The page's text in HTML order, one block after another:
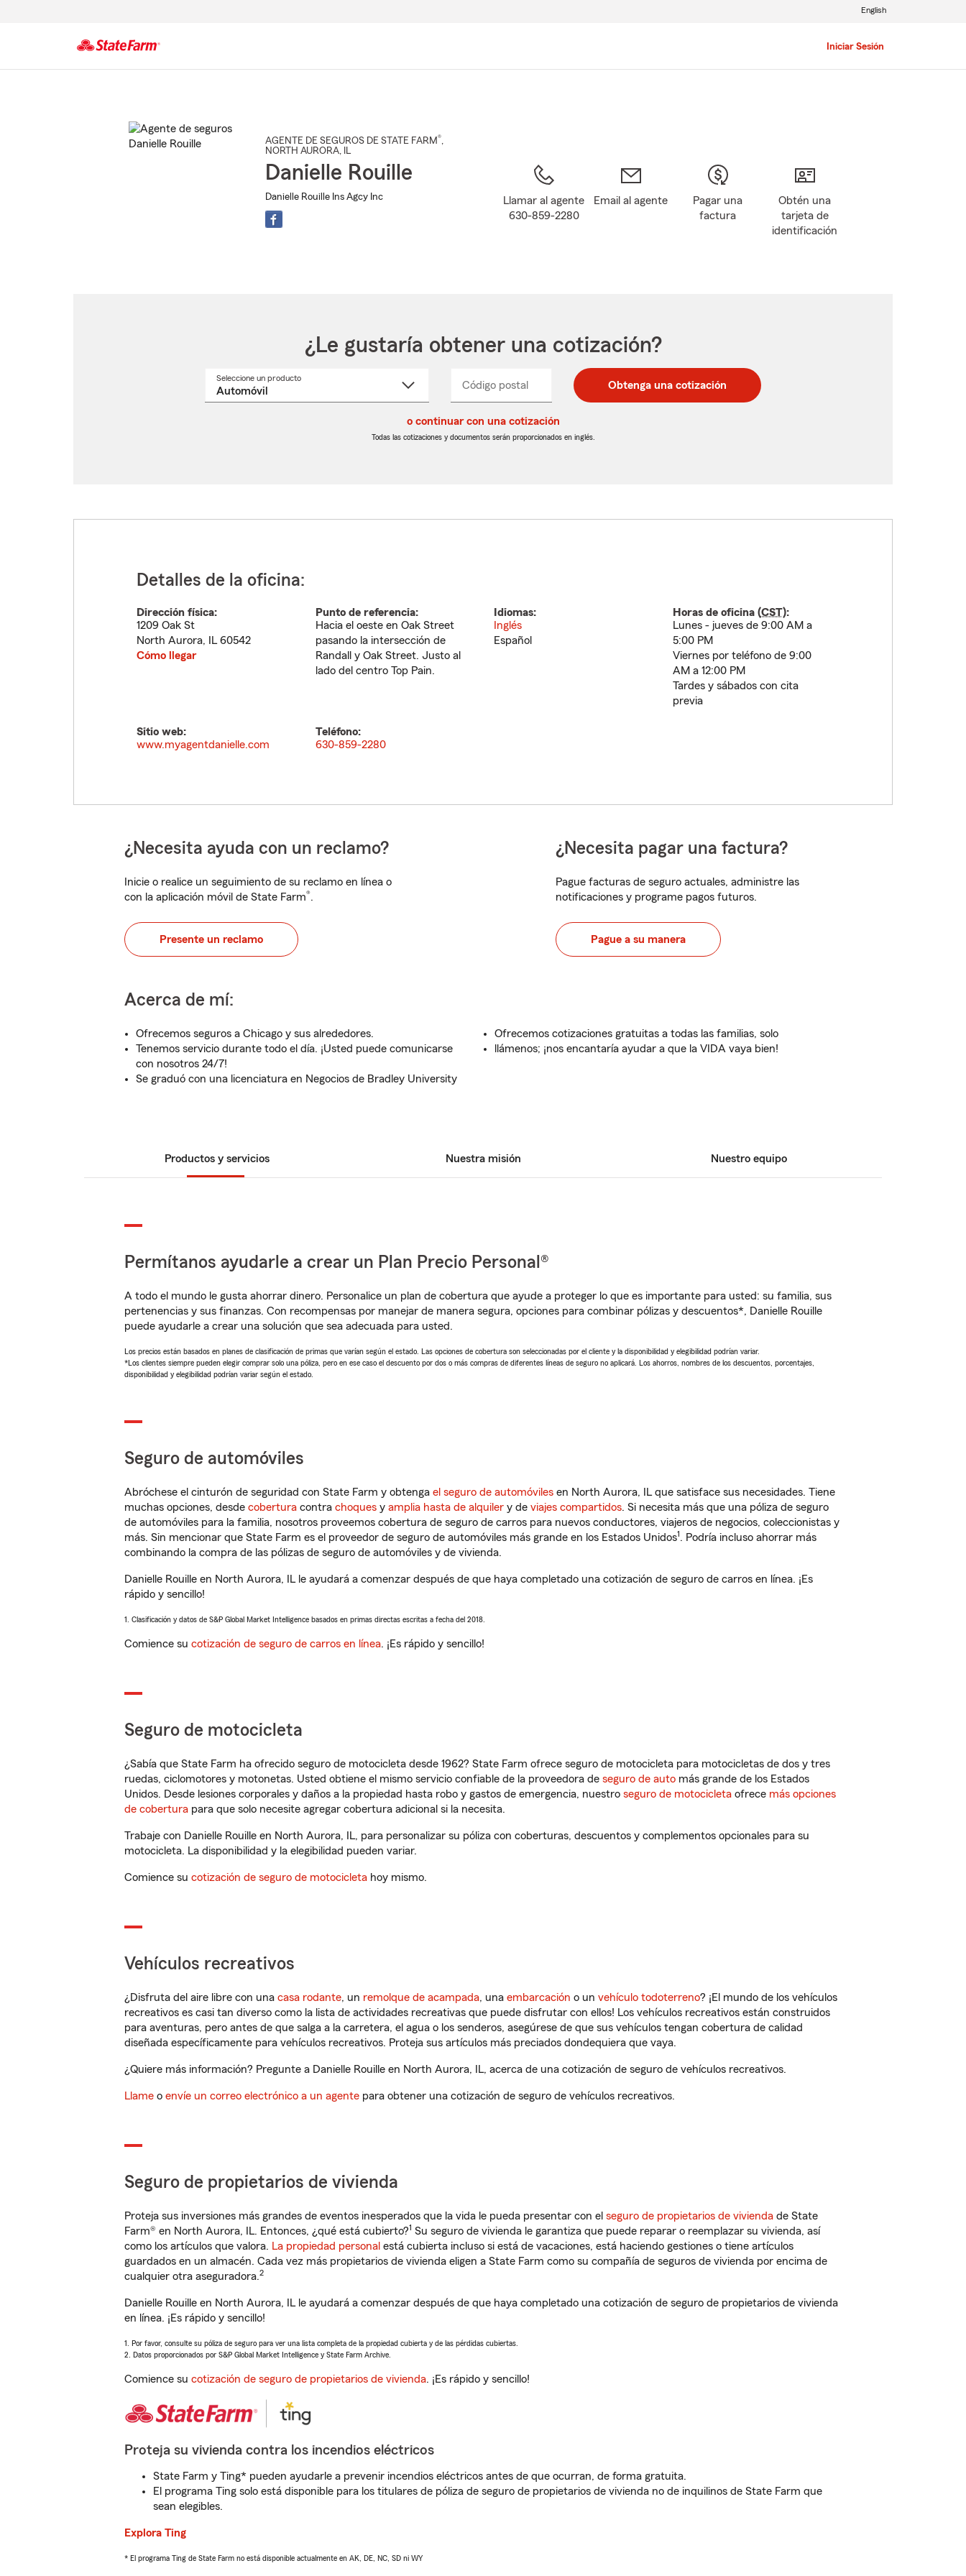
Iniciar Sesión
English
AGENTE DE SEGUROS DE STATE FARM®,
NORTH AURORA, IL
Danielle Rouille
Danielle Rouille Ins Agcy Inc
Llamar al agente
630-859-2280
Email al agente
Pagar una
factura
Obtén una
tarjeta de
identificación
¿Le gustaría obtener una cotización?
Seleccione un productoSeleccione
Código postal
postal
de
postal
de
_____ Obtenga una cotización
o continuar con una cotización
Todas las cotizaciones y documentos serán proporcionados en inglés.
Detalles de la oficina:
Dirección física:
1209 Oak St
North Aurora, IL 60542
Cómo llegar
Punto de referencia:
Hacia el oeste en Oak Street
pasando la intersección de
Randall y Oak Street. Justo al
lado del centro Top Pain.
Idiomas:
Inglés
Español
Horas de oficina (CST):
Lunes - jueves de 9:00 AM a
5:00 PM
Viernes por teléfono de 9:00
AM a 12:00 PM
Tardes y sábados con cita
previa
Sitio web:
www.myagentdanielle.com
Teléfono:
630-859-2280
¿Necesita ayuda con un reclamo?
Inicie o realice un seguimiento de su reclamo en línea o
con la aplicación móvil de State Farm®.
Presente un reclamo
¿Necesita pagar una factura?
Pague facturas de seguro actuales, administre las
notificaciones y programe pagos futuros.
Pague a su manera
Acerca de mí:
Ofrecemos seguros a Chicago y sus alrededores.
Tenemos servicio durante todo el día. ¡Usted puede comunicarse
con nosotros 24/7!
Se graduó con una licenciatura en Negocios de Bradley University
Ofrecemos cotizaciones gratuitas a todas las familias, solo
llámenos; ¡nos encantaría ayudar a que la VIDA vaya bien!
Productos y servicios Nuestra misión Nuestro equipo
Permítanos ayudarle a crear un Plan Precio Personal®
A todo el mundo le gusta ahorrar dinero. Personalice un plan de cobertura que ayude a proteger lo que es importante para usted: su familia, sus
pertenencias y sus finanzas. Con recompensas por manejar de manera segura, opciones para combinar pólizas y descuentos*, Danielle Rouille
puede ayudarle a crear una solución que sea adecuada para usted.
Los precios están basados en planes de clasificación de primas que varían según el estado. Las opciones de cobertura son seleccionadas por el cliente y la disponibilidad y elegibilidad podrían variar.
*Los clientes siempre pueden elegir comprar solo una póliza, pero en ese caso el descuento por dos o más compras de diferentes líneas de seguro no aplicará. Los ahorros, nombres de los descuentos, porcentajes,
disponibilidad y elegibilidad podrían variar según el estado.
Seguro de automóviles
Abróchese el cinturón de seguridad con State Farm y obtenga el seguro de automóviles en North Aurora, IL que satisface sus necesidades. Tiene
muchas opciones, desde cobertura contra choques y amplia hasta de alquiler y de viajes compartidos. Si necesita más que una póliza de seguro
de automóviles para la familia, nosotros proveemos cobertura de seguro de carros para nuevos conductores, viajeros de negocios, coleccionistas y
más. Sin mencionar que State Farm es el proveedor de seguro de automóviles más grande en los Estados Unidos1. Podría incluso ahorrar más
combinando la compra de las pólizas de seguro de automóviles y de vivienda.
Danielle Rouille en North Aurora, IL le ayudará a comenzar después de que haya completado una cotización de seguro de carros en línea. ¡Es
rápido y sencillo!
1. Clasificación y datos de S&P Global Market Intelligence basados en primas directas escritas a fecha del 2018.
Comience su cotización de seguro de carros en línea. ¡Es rápido y sencillo!
Seguro de motocicleta
¿Sabía que State Farm ha ofrecido seguro de motocicleta desde 1962? State Farm ofrece seguro de motocicleta para motocicletas de dos y tres
ruedas, ciclomotores y motonetas. Usted obtiene el mismo servicio confiable de la proveedora de seguro de auto más grande de los Estados
Unidos. Desde lesiones corporales y daños a la propiedad hasta robo y gastos de emergencia, nuestro seguro de motocicleta ofrece más opciones
de cobertura para que solo necesite agregar cobertura adicional si la necesita.
Trabaje con Danielle Rouille en North Aurora, IL, para personalizar su póliza con coberturas, descuentos y complementos opcionales para su
motocicleta. La disponibilidad y la elegibilidad pueden variar.
Comience su cotización de seguro de motocicleta hoy mismo.
Vehículos recreativos
¿Disfruta del aire libre con una casa rodante, un remolque de acampada, una embarcación o un vehículo todoterreno? ¡El mundo de los vehículos
recreativos es casi tan diverso como la lista de actividades recreativas que puede disfrutar con ellos! Los vehículos recreativos están construidos
para aventuras, pero antes de que salga a la carretera, el agua o los senderos, asegúrese de que sus vehículos tengan cobertura de calidad
diseñada específicamente para vehículos recreativos. Proteja sus artículos más preciados dondequiera que vaya.
¿Quiere más información? Pregunte a Danielle Rouille en North Aurora, IL, acerca de una cotización de seguro de vehículos recreativos.
Llame o envíe un correo electrónico a un agente para obtener una cotización de seguro de vehículos recreativos.
Seguro de propietarios de vivienda
Proteja sus inversiones más grandes de eventos inesperados que la vida le pueda presentar con el seguro de propietarios de vivienda de State
Farm® en North Aurora, IL. Entonces, ¿qué está cubierto?1 Su seguro de vivienda le garantiza que puede reparar o reemplazar su vivienda, así
como los artículos que valora. La propiedad personal está cubierta incluso si está de vacaciones, está haciendo gestiones o tiene artículos
guardados en un almacén. Cada vez más propietarios de vivienda eligen a State Farm como su compañía de seguros de vivienda por encima de
cualquier otra aseguradora.2
Danielle Rouille en North Aurora, IL le ayudará a comenzar después de que haya completado una cotización de seguro de propietarios de vivienda
en línea. ¡Es rápido y sencillo!
1. Por favor, consulte su póliza de seguro para ver una lista completa de la propiedad cubierta y de las pérdidas cubiertas.
2. Datos proporcionados por S&P Global Market Intelligence y State Farm Archive.
Comience su cotización de seguro de propietarios de vivienda. ¡Es rápido y sencillo!
Proteja su vivienda contra los incendios eléctricos
State Farm y Ting* pueden ayudarle a prevenir incendios eléctricos antes de que ocurran, de forma gratuita.
El programa Ting solo está disponible para los titulares de póliza de seguro de propietarios de vivienda no de inquilinos de State Farm que
sean elegibles.
Explora Ting
* El programa Ting de State Farm no está disponible actualmente en AK, DE, NC, SD ni WY